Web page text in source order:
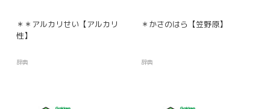
＊＊アルカリせい【アルカリ
性】
辞典
＊かさのはら【笠野原】
辞典